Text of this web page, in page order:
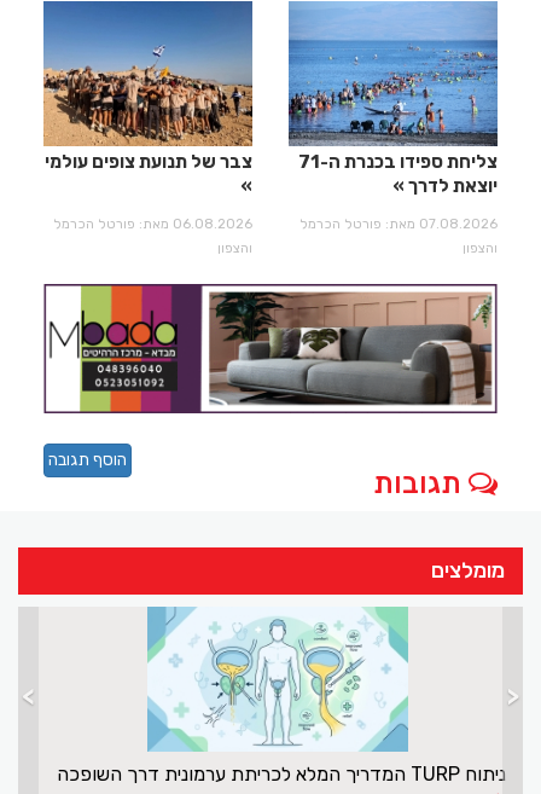
צליחת ספידו בכנרת ה-71
יוצאת לדרך
07.08.2026 מאת: פורטל הכרמל
והצפון
צבר של תנועת צופים עולמי
06.08.2026 מאת: פורטל הכרמל
והצפון
תגובות
הוסף תגובה
מומלצים
ניתוח TURP המדריך המלא לכריתת ערמונית דרך השופכה
> <